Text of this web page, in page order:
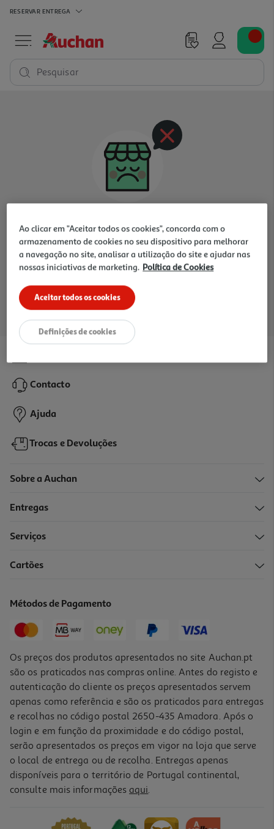
RESERVAR ENTREGA
Pesquisar
para a loja selecionada
Contacto
Ajuda
Trocas e Devoluções
Sobre a Auchan
Entregas
Serviços
Cartões
Métodos de Pagamento
Os preços dos produtos apresentados no site Auchan.pt
são os praticados nas compras online. Antes do registo e
autenticação do cliente os preços apresentados servem
apenas como referência e são os praticados para entregas
e recolhas no código postal 2650-435 Amadora. Após o
login e em função da proximidade e do código postal,
serão apresentados os preços em vigor na loja que serve
o local de entrega ou de recolha. Entregas apenas
disponíveis para o território de Portugal continental,
consulte mais informações aqui.
Ao clicar em "Aceitar todos os cookies", concorda com o
armazenamento de cookies no seu dispositivo para melhorar
a navegação no site, analisar a utilização do site e ajudar nas
nossas iniciativas de marketing. Política de Cookies
Aceitar todos os cookies
Definições de cookies